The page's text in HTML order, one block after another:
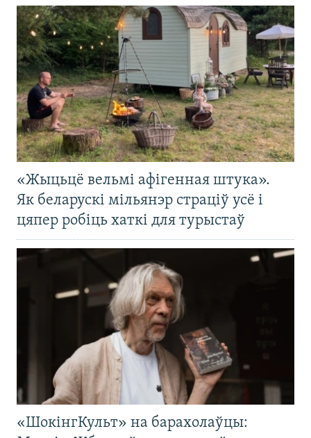
«Жыцьцё вельмі афігенная штука».
Як беларускі мільянэр страціў усё і
цяпер робіць хаткі для турыстаў
«ШокінгКульт» на барахолаўцы: